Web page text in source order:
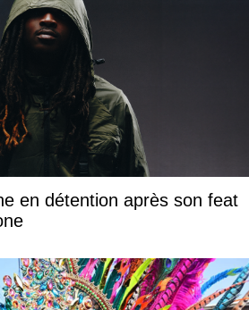
en détention après son feat